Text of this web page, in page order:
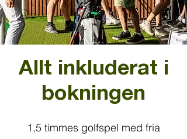
Allt inkluderat i
bokningen
1,5 timmes golfspel med fria